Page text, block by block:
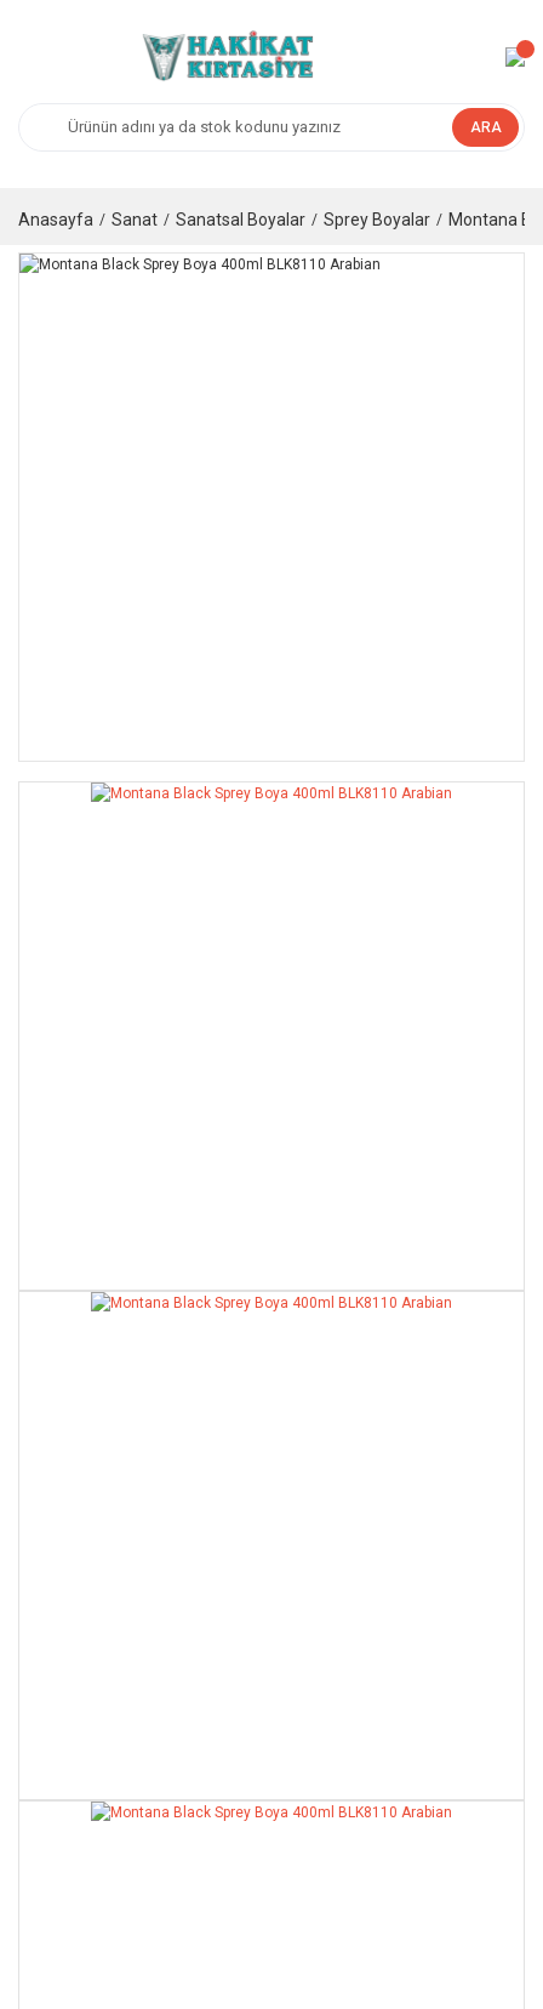
ARA
Anasayfa Sanat Sanatsal Boyalar Sprey Boyalar Montana